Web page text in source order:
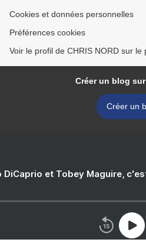
Cookies et données personnelles
Préférences cookies
Voir le profil de CHRIS NORD sur le
Créer un blog
Créer un
DiCaprio et Tobey Maguire,